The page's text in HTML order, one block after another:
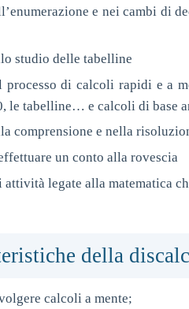
e nei cambi di
studio delle tabelline
di calcoli rapidi e a
le tabelline… e calcoli di base
comprensione e nella
un conto alla rovescia
attività legate alla matematica
della
calcoli a mente;